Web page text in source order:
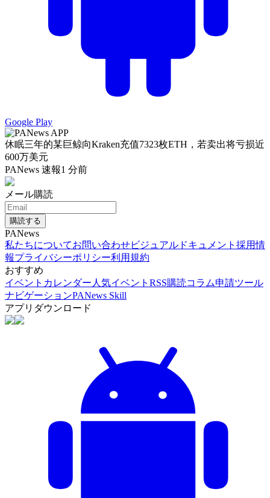
Google Play
休眠三年的某巨鲸向Kraken充值7323枚ETH，若卖出将亏损近
600万美元
PANews 速報1 分前
メール購読
購読する
PANews
私たちについてお問い合わせビジュアルドキュメント 採用情
報プライバシーポリシー利用規約
おすすめ
イベントカレンダー 人気イベント RSS購読コラム申請ツール
ナビゲーションPANews Skill
アプリダウンロード